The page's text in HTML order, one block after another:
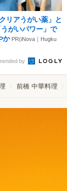
リアうがい薬」と
がいパワー」で
か PR(iNova｜Hugku
by
前橋 中華料理